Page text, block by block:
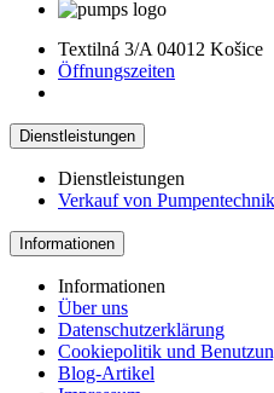
Textilná 3/A 04012 Košice
Öffnungszeiten
Dienstleistungen
Dienstleistungen
Verkauf von Pumpentechnik
Informationen
Informationen
Über uns
Datenschutzerklärung
Cookiepolitik und
Blog-Artikel